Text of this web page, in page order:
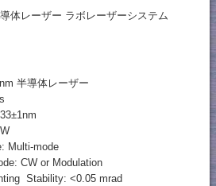
体レーザー ラボレーザーシステム
半導体レーザー
Multi-mode
CW or Modulation
Stability: <0.05 mrad